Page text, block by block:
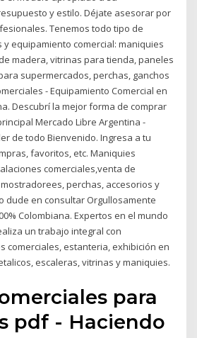
y estilo. Déjate asesorar por
Tenemos todo tipo de
equipamiento comercial: maniquies
madera, vitrinas para tienda, paneles
supermercados, perchas, ganchos
- Equipamiento Comercial en
Descubrí la mejor forma de comprar
Mercado Libre Argentina -
de todo Bienvenido. Ingresa a tu
favoritos, etc. Maniquies
comerciales,venta de
perchas, accesorios y
dude en consultar Orgullosamente
Colombiana. Expertos en el mundo
un trabajo integral con
comerciales, estanteria, exhibición en
escaleras, vitrinas y maniquies.
para
pdf - Haciendo